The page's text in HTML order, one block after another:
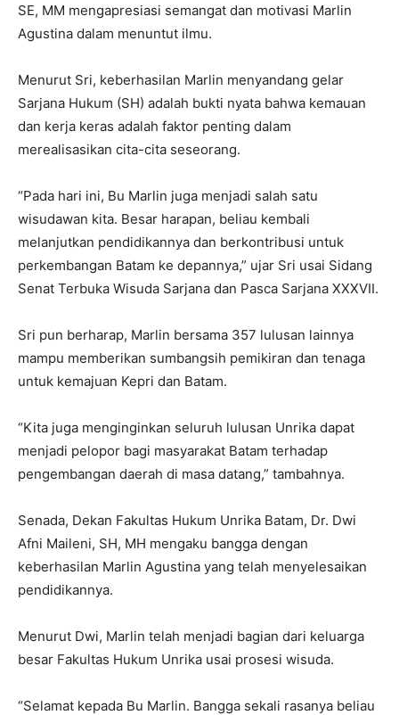
SE, MM mengapresiasi semangat dan motivasi Marlin
Agustina dalam menuntut ilmu.
Menurut Sri, keberhasilan Marlin menyandang gelar
Sarjana Hukum (SH) adalah bukti nyata bahwa kemauan
dan kerja keras adalah faktor penting dalam
merealisasikan cita-cita seseorang.
“Pada hari ini, Bu Marlin juga menjadi salah satu
wisudawan kita. Besar harapan, beliau kembali
melanjutkan pendidikannya dan berkontribusi untuk
perkembangan Batam ke depannya,” ujar Sri usai Sidang
Senat Terbuka Wisuda Sarjana dan Pasca Sarjana XXXVII.
Sri pun berharap, Marlin bersama 357 lulusan lainnya
mampu memberikan sumbangsih pemikiran dan tenaga
untuk kemajuan Kepri dan Batam.
“Kita juga menginginkan seluruh lulusan Unrika dapat
menjadi pelopor bagi masyarakat Batam terhadap
pengembangan daerah di masa datang,” tambahnya.
Senada, Dekan Fakultas Hukum Unrika Batam, Dr. Dwi
Afni Maileni, SH, MH mengaku bangga dengan
keberhasilan Marlin Agustina yang telah menyelesaikan
pendidikannya.
Menurut Dwi, Marlin telah menjadi bagian dari keluarga
besar Fakultas Hukum Unrika usai prosesi wisuda.
“Selamat kepada Bu Marlin. Bangga sekali rasanya beliau